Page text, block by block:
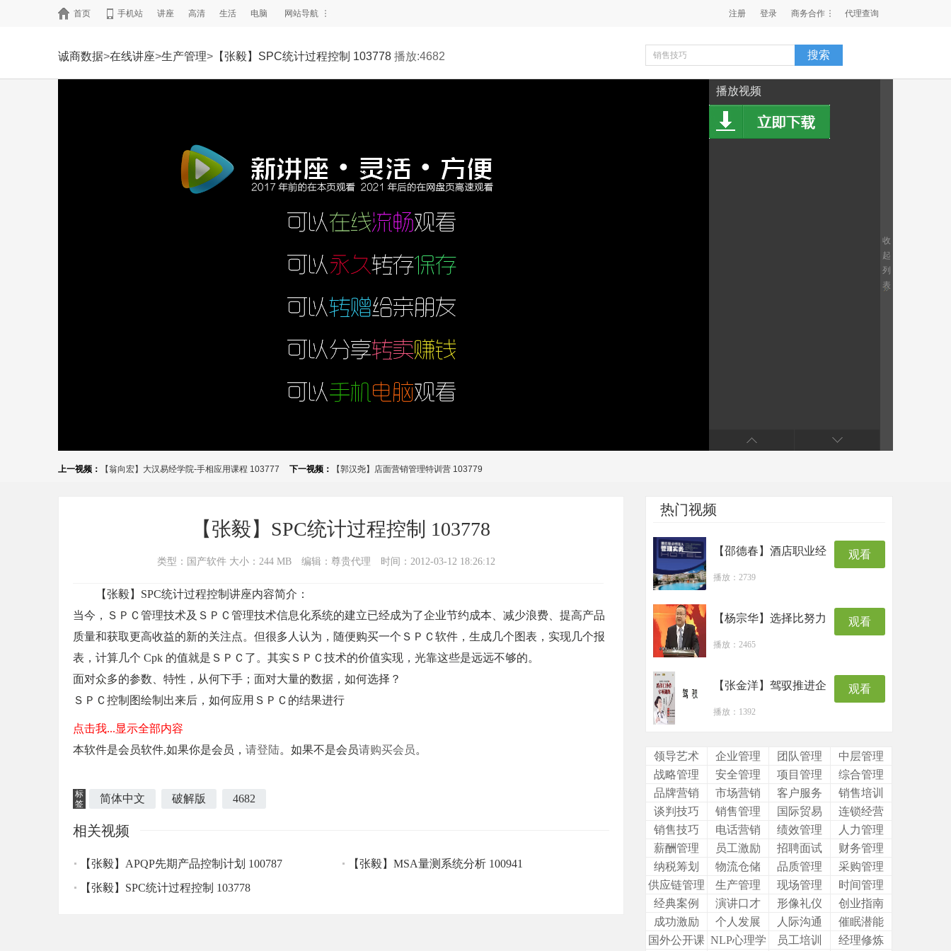
首页 手机站 讲座 高清 生活 电脑 网站导航 注册 登录 商务合作 代理查询
诚商数据>在线讲座>生产管理> 【张毅】SPC统计过程控制 103778 播放:4682
收
起
列
表
播放视频
上一视频： 【翁向宏】大汉易经学院-手相应用课程 103777 下一视频： 【郭汉尧】店面营销管理特训营 103779
【张毅】SPC统计过程控制 103778
类型：国产软件 大小：244 MB 编辑：尊贵代理 时间：2012-03-12 18:26:12
【张毅】SPC统计过程控制讲座内容简介：
当今，ＳＰＣ管理技术及ＳＰＣ管理技术信息化系统的建立已经成为了企业节约成本、减少浪费、提高产品
质量和获取更高收益的新的关注点。但很多人认为，随便购买一个ＳＰＣ软件，生成几个图表，实现几个报
表，计算几个 Cpk 的值就是ＳＰＣ了。其实ＳＰＣ技术的价值实现，光靠这些是远远不够的。
面对众多的参数、特性，从何下手；面对大量的数据，如何选择？
ＳＰＣ控制图绘制出来后，如何应用ＳＰＣ的结果进行
点击我...显示全部内容
本软件是会员软件,如果你是会员， 请登陆。如果不是会员请购买会员 。
标
签
简体中文 破解版 4682
相关视频
【张毅】APQP先期产品控制计划 100787
【张毅】MSA量测系统分析 100941
【张毅】SPC统计过程控制 103778
热门视频
【邵德春】酒店职业经
播放：2739
观看
【杨宗华】选择比努力
播放：2465
观看
【张金洋】驾驭推进企
播放：1392
观看
领导艺术 企业管理 团队管理
中层管理
战略管理
安全管理 项目管理
综合管理
品牌营销
市场营销 客户服务
销售培训
谈判技巧
销售管理 国际贸易
连锁经营
销售技巧
电话营销 绩效管理
人力管理
薪酬管理
员工激励 招聘面试
财务管理
纳税筹划
物流仓储 品质管理
采购管理
供应链管理
生产管理 现场管理
时间管理
经典案例
演讲口才 形像礼仪
创业指南
成功激励
个人发展 人际沟通
催眠潜能
国外公开课 NLP心理学 员工培训 经理修炼